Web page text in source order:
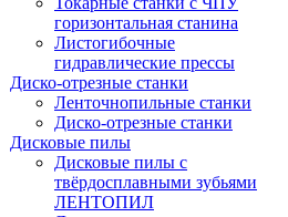
горизонтальная станина
Листогибочные
гидравлические прессы
Диско-отрезные станки
Ленточнопильные станки
Диско-отрезные станки
Дисковые пилы
Дисковые пилы с
твёрдосплавными зубьями
ЛЕНТОПИЛ